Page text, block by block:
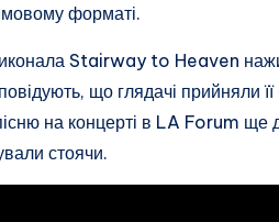
форматі.
Stairway to Heaven
що глядачі прийняли
на концерті в LA Forum ще
стоячи.